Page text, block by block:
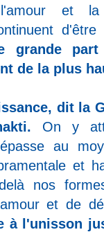
l'amour et
d'être
grande
de la plus
dit la
On y
au
et
nos
et de
à l'unisson